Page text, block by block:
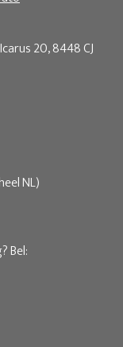
20, 8448 CJ
NL)
Bel: